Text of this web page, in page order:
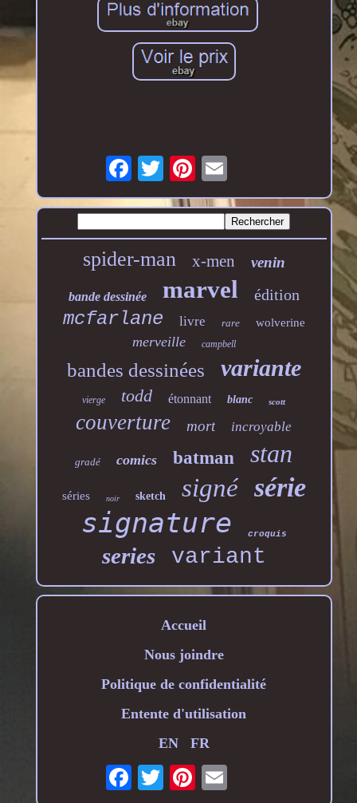
spider-man x-men venin
bande dessinée marvel édition
mcfarlane livre rare wolverine
merveille campbell
bandes dessinées variante
vierge todd étonnant blanc scott
couverture mort incroyable
gradé comics batman stan
séries noir sketch signé série
signature croquis
series variant
Accueil
Nous joindre
Politique de confidentialité
Entente d'utilisation
EN
FR